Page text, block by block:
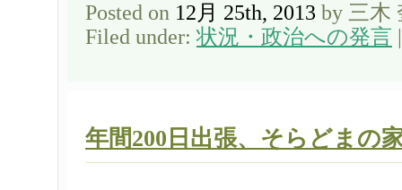
Posted on 12月 25th, 2013 by 三木
Filed under:状況・政治への発言
年間200日出張、そらどまの